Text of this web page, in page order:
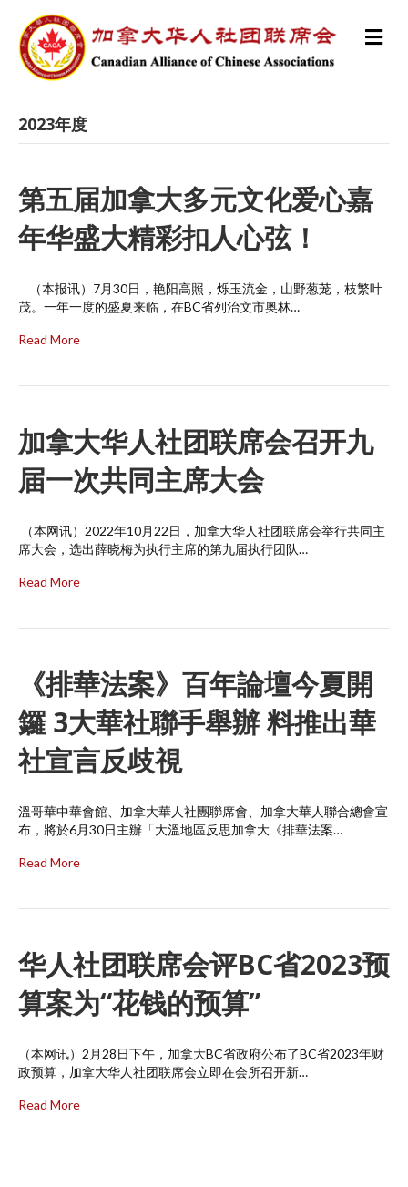
M
e
2023年度
第五届加拿大多元文化爱心嘉
年华盛大精彩扣人心弦！
（本报讯）7月30日，艳阳高照，烁玉流金，山野葱茏，枝繁叶
茂。一年一度的盛夏来临，在BC省列治文市奥林…
Read More
加拿大华人社团联席会召开九
届一次共同主席大会
（本网讯）2022年10月22日，加拿大华人社团联席会举行共同主
席大会，选出薛晓梅为执行主席的第九届执行团队…
Read More
《排華法案》百年論壇今夏開
鑼 3大華社聯手舉辦 料推出華
社宣言反歧視
溫哥華中華會館、加拿大華人社團聯席會、加拿大華人聯合總會宣
布，將於6月30日主辦「大溫地區反思加拿大《排華法案…
Read More
华人社团联席会评BC省2023预
算案为“花钱的预算”
（本网讯）2月28日下午，加拿大BC省政府公布了BC省2023年财
政预算，加拿大华人社团联席会立即在会所召开新…
Read More